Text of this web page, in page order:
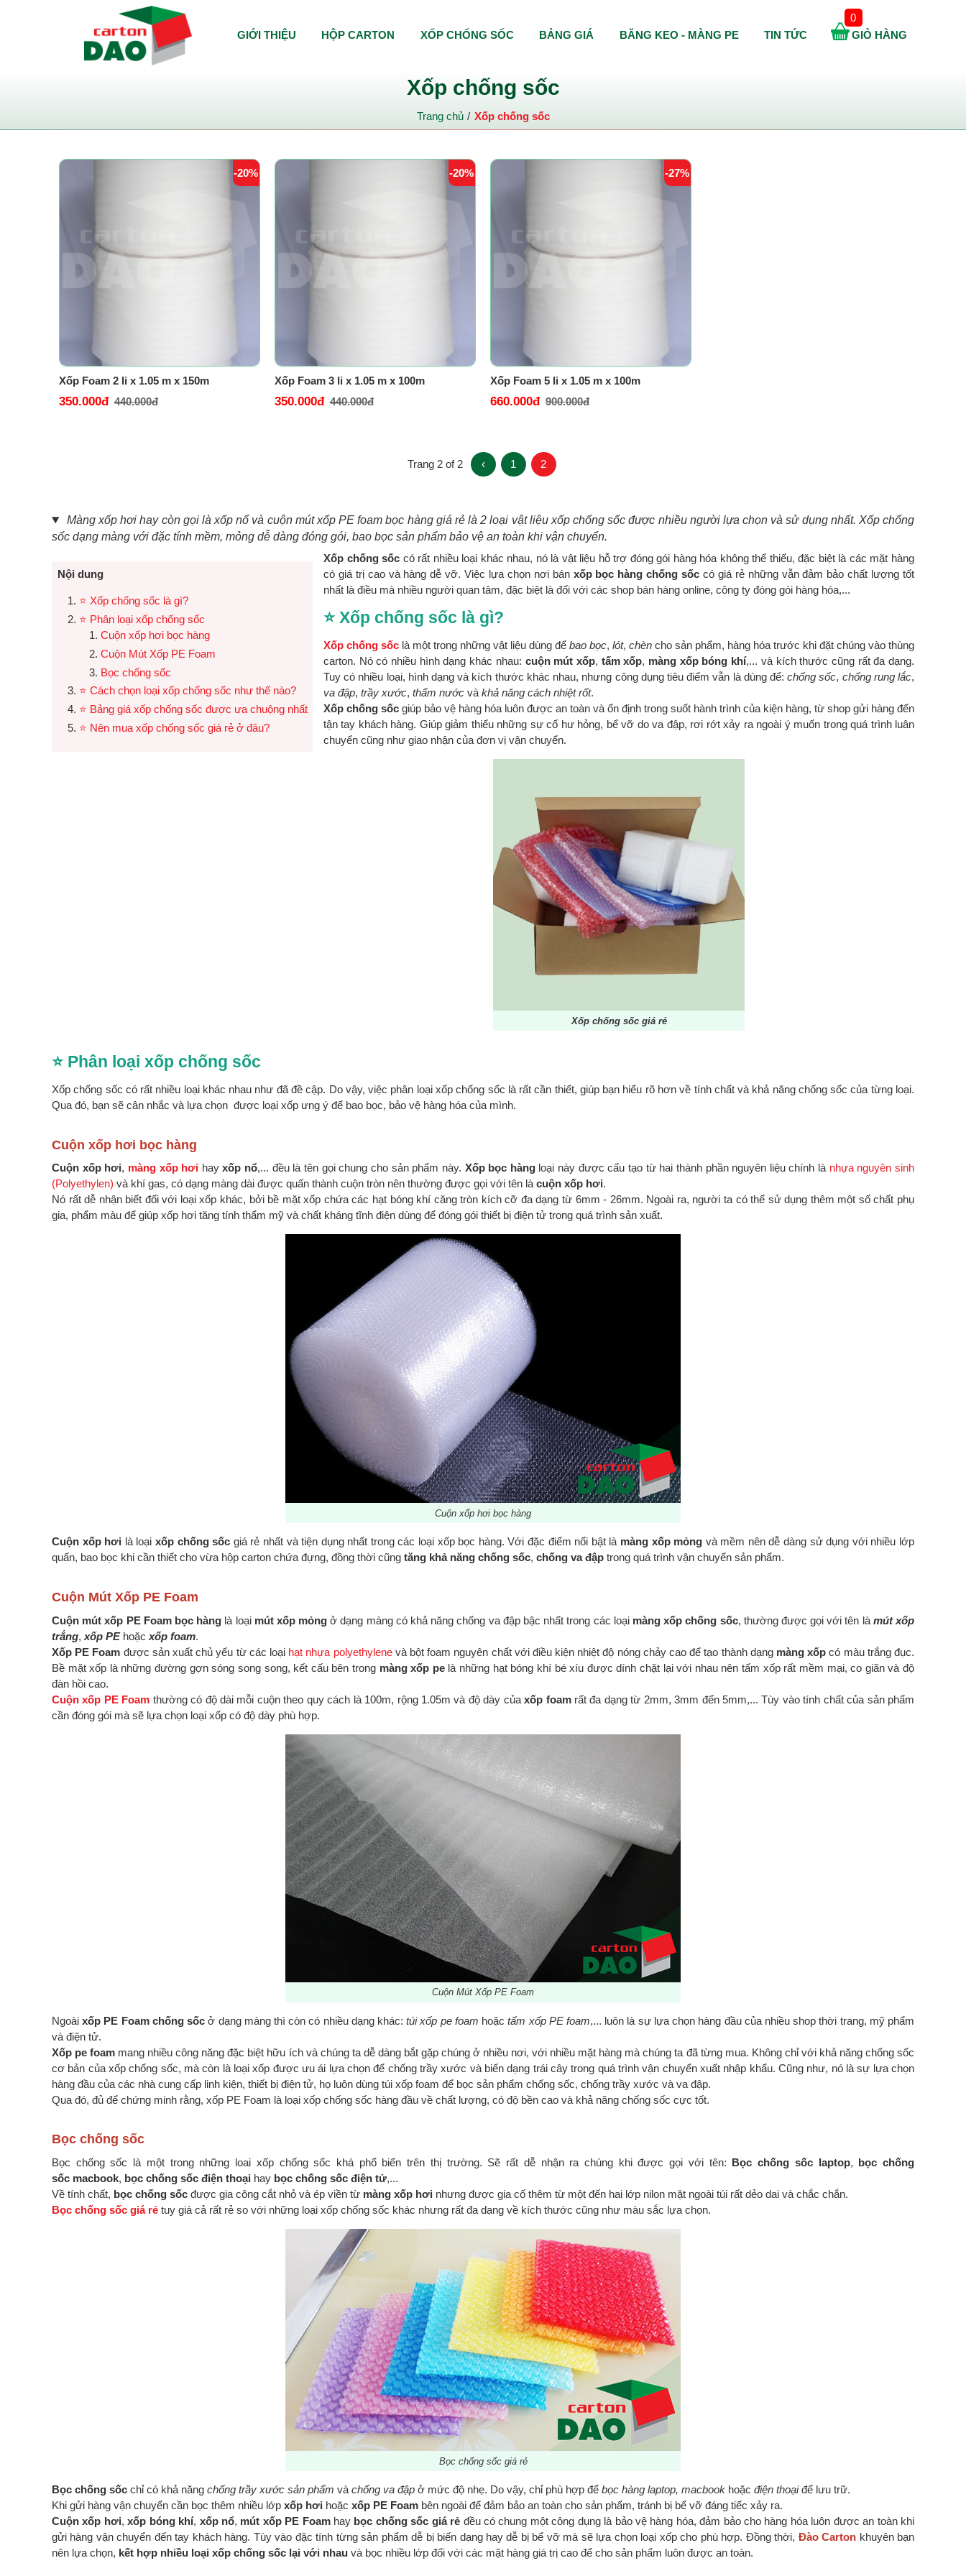
Xốp chống sốc
Trang chủ Xốp chống sốc
-20%
Xốp Foam 2 li x 1.05 m x 150m
350.000đ 440.000đ
-20%
Xốp Foam 3 li x 1.05 m x 100m
350.000đ 440.000đ
-27%
Xốp Foam 5 li x 1.05 m x 100m
660.000đ 900.000đ
Trang 2 of 2 ‹ 1 2
Màng xốp hơi hay còn gọi là xốp nổ và cuộn mút xốp PE foam bọc hàng giá rẻ là 2 loại vật liệu xốp chống sốc được nhiều người lựa chọn và sử dụng nhất. Xốp chống
sốc dạng màng với đặc tính mềm, mỏng dễ dàng đóng gói, bao bọc sản phẩm bảo vệ an toàn khi vận chuyển.
Nội dung
⭐ Xốp chống sốc là gì?
⭐ Phân loại xốp chống sốc
Cuộn xốp hơi bọc hàng
Cuộn Mút Xốp PE Foam
Bọc chống sốc
⭐ Cách chọn loại xốp chống sốc như thế nào?
⭐ Bảng giá xốp chống sốc được ưa chuộng nhất
⭐ Nên mua xốp chống sốc giá rẻ ở đâu?
Xốp chống sốc có rất nhiều loại khác nhau, nó là vật liệu hỗ trợ đóng gói hàng hóa không thể thiếu, đặc biệt là các mặt hàng
có giá trị cao và hàng dễ vỡ. Việc lựa chọn nơi bán xốp bọc hàng chống sốc có giá rẻ những vẫn đảm bảo chất lượng tốt
nhất là điều mà nhiều người quan tâm, đặc biệt là đối với các shop bán hàng online, công ty đóng gói hàng hóa,...
⭐ Xốp chống sốc là gì?
Xốp chống sốc là một trong những vật liệu dùng để bao bọc, lót, chèn cho sản phẩm, hàng hóa trước khi đặt chúng vào thùng
carton. Nó có nhiều hình dạng khác nhau: cuộn mút xốp, tấm xốp, màng xốp bóng khí,... và kích thước cũng rất đa dạng.
Tuy có nhiều loại, hình dạng và kích thước khác nhau, nhưng công dụng tiêu điểm vẫn là dùng để:chống sốc, chống rung lắc,
va đập, trầy xước, thấm nước và khả năng cách nhiệt rốt.
Xốp chống sốc giúp bảo vệ hàng hóa luôn được an toàn và ổn định trong suốt hành trình của kiện hàng, từ shop gửi hàng đến
tận tay khách hàng. Giúp giảm thiểu những sự cố hư hỏng, bể vỡ do va đập, rơi rớt xảy ra ngoài ý muốn trong quá trình luân
chuyển cũng như giao nhận của đơn vị vận chuyển.
Xốp chống sốc giá rẻ
⭐ Phân loại xốp chống sốc
Xốp chống sốc có rất nhiều loại khác nhau như đã đề cập. Do vậy, việc phân loại xốp chống sốc là rất cần thiết, giúp bạn hiểu rõ hơn về tính chất và khả năng chống sốc của từng loại.
Qua đó, bạn sẽ cân nhắc và lựa chọn được loại xốp ưng ý để bao bọc, bảo vệ hàng hóa của mình.
Cuộn xốp hơi bọc hàng
Cuộn xốp hơi, màng xốp hơi hayxốp nổ,... đều là tên gọi chung cho sản phẩm này. Xốp bọc hàngloại này được cấu tạo từ hai thành phần nguyên liệu chính là nhựa nguyên sinh
(Polyethylen) và khí gas, có dạng màng dài được quấn thành cuộn tròn nên thường được gọi với tên là cuộn xốp hơi.
Nó rất dễ nhận biết đối với loại xốp khác, bởi bề mặt xốp chứa các hạt bóng khí căng tròn kích cỡ đa dạng từ 6mm - 26mm. Ngoài ra, người ta có thể sử dụng thêm một số chất phụ
gia, phẩm màu để giúp xốp hơi tăng tính thẩm mỹ và chất kháng tĩnh điện dùng để đóng gói thiết bị điện tử trong quá trình sản xuất.
Cuộn xốp hơi bọc hàng
Cuộn xốp hơi là loại xốp chống sốc giá rẻ nhất và tiện dụng nhất trong các loại xốp bọc hàng. Với đặc điểm nổi bật là màng xốp mỏng và mềm nên dễ dàng sử dụng với nhiều lớp
quấn, bao bọc khi cần thiết cho vừa hộp carton chứa đựng, đồng thời cũng tăng khả năng chống sốc, chống va đập trong quá trình vận chuyển sản phẩm.
Cuộn Mút Xốp PE Foam
Cuộn mút xốp PE Foam bọc hàng là loại mút xốp mỏng ở dạng màng có khả năng chống va đập bậc nhất trong các loại màng xốp chống sốc, thường được gọi với tên là mút xốp
trắng, xốp PEhoặc xốp foam.
Xốp PE Foam được sản xuất chủ yếu từ các loại hạt nhựa polyethylenevà bột foam nguyên chất với điều kiện nhiệt độ nóng chảy cao để tạo thành dạng màng xốp có màu trắng đục.
Bề mặt xốp là những đường gợn sóng song song, kết cấu bên trong màng xốp pelà những hạt bóng khí bé xíu được dính chặt lại với nhau nên tấm xốp rất mềm mại, co giãn và độ
đàn hồi cao.
Cuộn xốp PE Foam thường có độ dài mỗi cuộn theo quy cách là 100m, rộng 1.05m và độ dày củaxốp foamrất đa dạng từ 2mm, 3mm đến 5mm,... Tùy vào tính chất của sản phẩm
cần đóng gói mà sẽ lựa chọn loại xốp có độ dày phù hợp.
Cuộn Mút Xốp PE Foam
Ngoàixốp PE Foam chống sốc ở dạng màng thì còn có nhiều dạng khác: túi xốp pe foam hoặctấm xốp PE foam,... luôn là sự lựa chọn hàng đầu của nhiều shop thời trang, mỹ phẩm
và điện tử.
Xốp pe foam mang nhiều công năng đặc biệt hữu ích và chúng ta dễ dàng bắt gặp chúng ở nhiều nơi, với nhiều mặt hàng mà chúng ta đã từng mua. Không chỉ với khả năng chống sốc
cơ bản của xốp chống sốc, mà còn là loại xốp được ưu ái lựa chọn để chống trầy xước và biến dạng trái cây trong quá trình vận chuyển xuất nhập khẩu. Cũng như, nó là sự lựa chọn
hàng đầu của các nhà cung cấp linh kiện, thiết bị điện tử, họ luôn dùng túi xốp foam để bọc sản phẩm chống sốc, chống trầy xước và va đập.
Qua đó, đủ để chứng minh rằng, xốp PE Foam là loại xốp chống sốc hàng đầu về chất lượng, có độ bền cao và khả năng chống sốc cực tốt.
Bọc chống sốc
Bọc chống sốc là một trong những loai xốp chống sốc khá phổ biến trên thị trường. Sẽ rất dễ nhận ra chúng khi được gọi với tên: Bọc chống sốc laptop, bọc chống
sốc macbook, bọc chống sốc điện thoại hay bọc chống sốc điện tử,...
Về tính chất, bọc chống sốc được gia công cắt nhỏ và ép viền từ màng xốp hơi nhưng được gia cố thêm từ một đến hai lớp nilon mặt ngoài túi rất dẻo dai và chắc chắn.
Bọc chống sốc giá rẻ tuy giá cả rất rẻ so với những loại xốp chống sốc khác nhưng rất đa dạng về kích thước cũng như màu sắc lựa chọn.
Bọc chống sốc giá rẻ
Bọc chống sốc chỉ có khả năng chống trầy xước sản phẩm và chống va đập ở mức độ nhẹ. Do vậy, chỉ phù hợp để bọc hàng laptop, macbook hoặc điện thoạiđể lưu trữ.
Khi gửi hàng vận chuyển cần bọc thêm nhiều lớp xốp hơi hoặc xốp PE Foam bên ngoài để đảm bảo an toàn cho sản phẩm, tránh bị bể vỡ đáng tiếc xảy ra.
Cuộn xốp hơi,xốp bóng khí, xốp nổ, mút xốp PE Foamhay bọc chống sốc giá rẻ đều có chung một công dụng là bảo vệ hàng hóa, đảm bảo cho hàng hóa luôn được an toàn khi
gửi hàng vận chuyển đến tay khách hàng. Tùy vào đặc tính từng sản phẩm dễ bị biến dạng hay dễ bị bể vỡ mà sẽ lựa chọn loại xốp cho phù hợp. Đồng thời, Đào Carton khuyên bạn
nên lựa chọn, kết hợp nhiều loại xốp chống sốc lại với nhau và bọc nhiều lớp đối với các mặt hàng giá trị cao để cho sản phẩm luôn được an toàn.
GIỚI THIỆU HỘP CARTON XỐP CHỐNG SỐC BẢNG GIÁ BĂNG KEO - MÀNG PE TIN TỨC GIỎ HÀNG
0